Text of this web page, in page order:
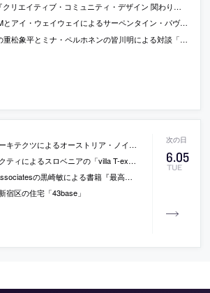
エイティブ・コミュニティ・デザイン 関わり、つくり、巻き込もう』
・ウェイウェイによるサーペンタイン・パヴィリオンとジャック・ヘルツォークのインタビュー動画
象平とミナ・ペルホネンの皆川明による対談「建築とファッション」が開催[2012/6/18]
6.05
TUE
オーストリア・ノイレンバッハの「ノイレングバッハ高校」
よるスロベニアの「villa T-extension」の写真
黒崎敏による書籍『最高に楽しい家づくりの図鑑』
宿区の住宅「43base」